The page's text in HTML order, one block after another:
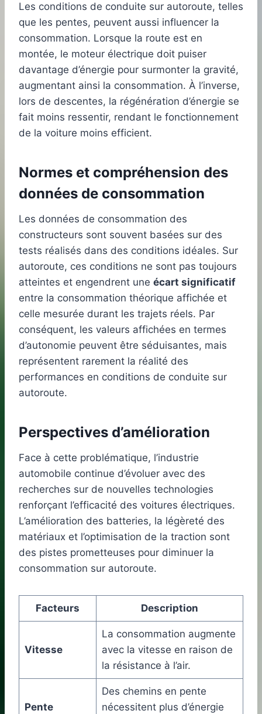
Les conditions de conduite sur autoroute, telles
que les pentes, peuvent aussi influencer la
consommation. Lorsque la route est en
montée, le moteur électrique doit puiser
davantage d’énergie pour surmonter la gravité,
augmentant ainsi la consommation. À l’inverse,
lors de descentes, la régénération d’énergie se
fait moins ressentir, rendant le fonctionnement
de la voiture moins efficient.
Normes et compréhension des
données de consommation
Les données de consommation des
constructeurs sont souvent basées sur des
tests réalisés dans des conditions idéales. Sur
autoroute, ces conditions ne sont pas toujours
atteintes et engendrent une écart significatif
entre la consommation théorique affichée et
celle mesurée durant les trajets réels. Par
conséquent, les valeurs affichées en termes
d’autonomie peuvent être séduisantes, mais
représentent rarement la réalité des
performances en conditions de conduite sur
autoroute.
Perspectives d’amélioration
Face à cette problématique, l’industrie
automobile continue d’évoluer avec des
recherches sur de nouvelles technologies
renforçant l’efficacité des voitures électriques.
L’amélioration des batteries, la légèreté des
matériaux et l’optimisation de la traction sont
des pistes prometteuses pour diminuer la
consommation sur autoroute.
Facteurs Description
Vitesse
La consommation augmente
avec la vitesse en raison de
la résistance à l’air.
Pente
Des chemins en pente
nécessitent plus d’énergie